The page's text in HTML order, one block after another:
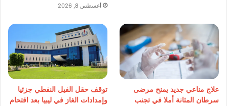
أغسطس 8, 2026
علاج مناعي جديد يمنح مرضى
سرطان المثانة أملا في تجنب
توقف حقل الفيل النفطي جزئيا
وإمدادات الغاز في ليبيا بعد اقتحام